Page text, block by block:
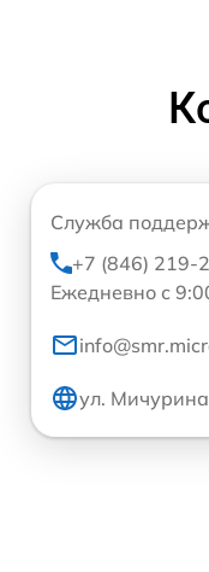
Служба
+7 (846) 219-
Ежедневно с
ул.